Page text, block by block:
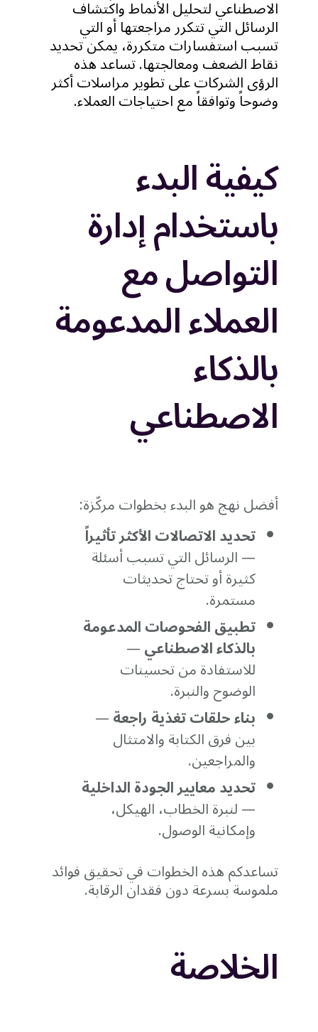
الاصطناعي لتحليل الأنماط واكتشاف
الرسائل التي تتكرر مراجعتها أو التي
تسبب استفسارات متكررة، يمكن تحديد
نقاط الضعف ومعالجتها. تساعد هذه
الرؤى الشركات على تطوير مراسلات أكثر
وضوحاً وتوافقاً مع احتياجات العملاء.
كيفية البدء
باستخدام إدارة
التواصل مع
العملاء المدعومة
بالذكاء
الاصطناعي
أفضل نهج هو البدء بخطوات مركّزة:
تحديد الاتصالات الأكثر تأثيراً
— الرسائل التي تسبب أسئلة
كثيرة أو تحتاج تحديثات
مستمرة.
تطبيق الفحوصات المدعومة
بالذكاء الاصطناعي—
للاستفادة من تحسينات
الوضوح والنبرة.
بناء حلقات تغذية راجعة—
بين فرق الكتابة والامتثال
والمراجعين.
تحديد معايير الجودة الداخلية
— لنبرة الخطاب، الهيكل،
وإمكانية الوصول.
تساعدكم هذه الخطوات في تحقيق فوائد
ملموسة بسرعة دون فقدان الرقابة.
الخلاصة